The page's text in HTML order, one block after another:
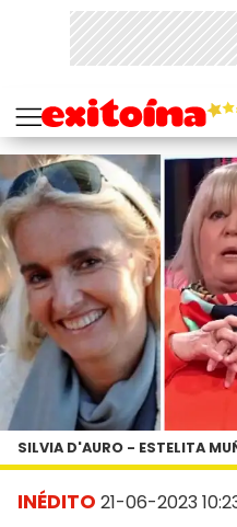
INÉDITO 21-06-2023
SILVIA D'AURO - ESTELITA